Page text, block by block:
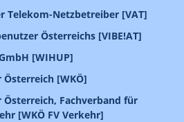
Telekom-Netzbetreiber [VAT]
Österreichs [VIBE!AT]
[WIHUP]
[WKÖ]
Fachverband für
[WKÖ FV Verkehr]